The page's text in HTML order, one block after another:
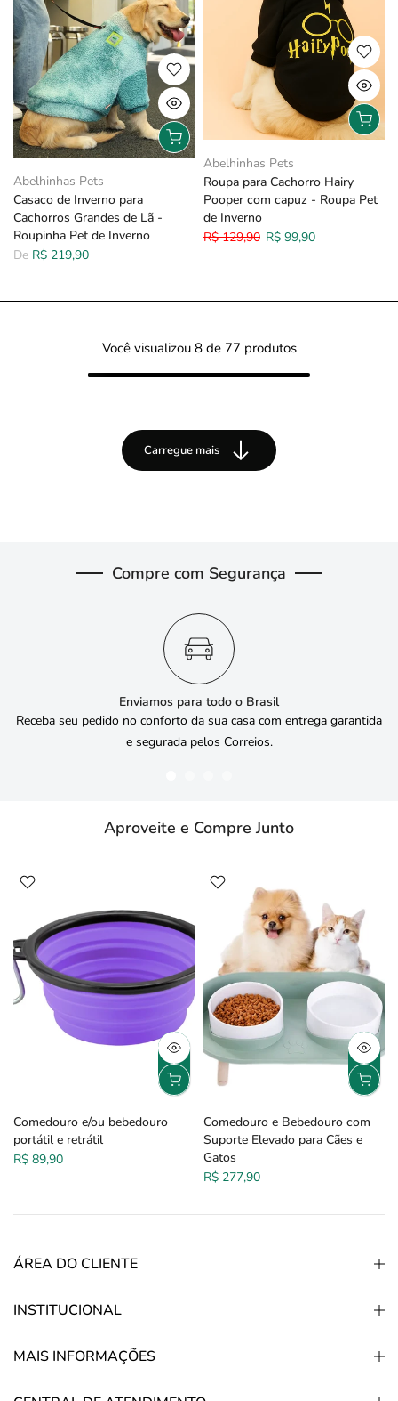
Abelhinhas Pets
Roupa para Cachorro Hairy
Pooper com capuz - Roupa Pet
de Inverno
R$ 129,90 R$ 99,90
Abelhinhas Pets
Casaco de Inverno para
Cachorros Grandes de Lã -
Roupinha Pet de Inverno
De R$ 219,90
Você visualizou 8de 77 produtos
Carregue mais
Compre com Segurança
Enviamos para todo o Brasil
Receba seu pedido no conforto da sua casa com entrega garantida
e segurada pelos Correios.
Aproveite e Compre Junto
Comedouro e/ou bebedouro
portátil e retrátil
R$ 89,90
Comedouro e Bebedouro com
Suporte Elevado para Cães e
Gatos
R$ 277,90
ÁREA DO CLIENTE
INSTITUCIONAL
MAIS INFORMAÇÕES